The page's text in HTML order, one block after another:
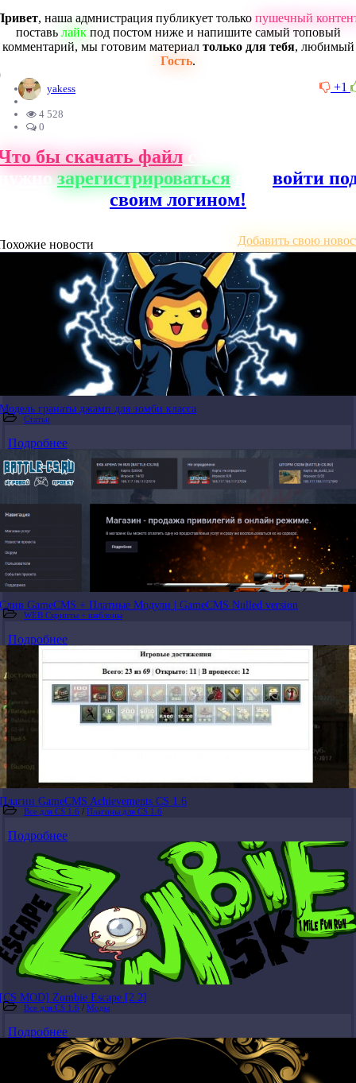
, наша адмнистрация публикует только пушечный
поставь лайкпод постом ниже и напишите самый топовый
комментарий, мы готовим материал только для тебя, любимый
Гость.
+1
yakess
4 528
0
бы скачать файлс нашего сайта,
зарегистрироваться
войти
своим логином!
новости Добавить свою
Модель гранаты джамп для зомби класса
Статьи
Подробнее
Слив GameCMS + Платные Модули | GameCMS Nulled version
WEB Скрипты + шаблоны
Подробнее
Плагин GameCMS Achievements CS 1.6
Все для CS 1.6 / Плагины для CS 1.6
Подробнее
[CS MOD] Zombie Escape [2.2]
Все для CS 1.6 / Моды
Подробнее